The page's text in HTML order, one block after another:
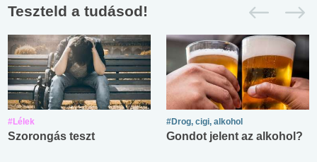
Teszteld a tudásod!
#Lélek
Szorongás teszt
#Drog, cigi, alkohol
Gondot jelent az alkohol?